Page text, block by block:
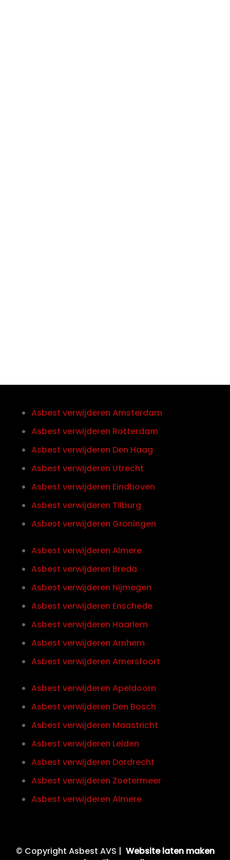
Asbest verwijderen Amsterdam
Asbest verwijderen Rotterdam
Asbest verwijderen Den Haag
Asbest verwijderen Utrecht
Asbest verwijderen Eindhoven
Asbest verwijderen Tilburg
Asbest verwijderen Groningen
Asbest verwijderen Almere
Asbest verwijderen Breda
Asbest verwijderen Nijmegen
Asbest verwijderen Enschede
Asbest verwijderen Haarlem
Asbest verwijderen Arnhem
Asbest verwijderen Amersfoort
Asbest verwijderen Apeldoorn
Asbest verwijderen Den Bosch
Asbest verwijderen Maastricht
Asbest verwijderen Leiden
Asbest verwijderen Dordrecht
Asbest verwijderen Zoetermeer
Asbest verwijderen Almere
© Copyright Asbest AVS | Website laten maken